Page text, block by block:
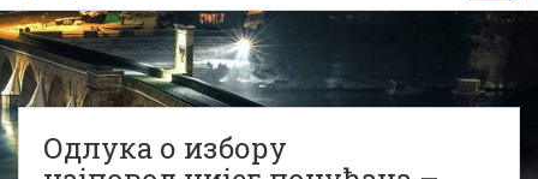
Одлука о избору